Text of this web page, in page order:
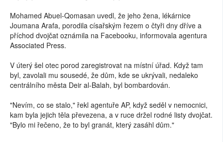
Mohamed Abuel-Qomasan uvedl, že jeho žena, lékárnice
Joumana Arafa, porodila císařským řezem o čtyři dny dříve a
příchod dvojčat oznámila na Facebooku, informovala agentura
Associated Press.
V úterý šel otec porod zaregistrovat na místní úřad. Když tam
byl, zavolali mu sousedé, že dům, kde se ukrývali, nedaleko
centrálního města Deir al-Balah, byl bombardován.
"Nevím, co se stalo," řekl agentuře AP, když seděl v nemocnici,
kam byla jejich těla převezena, a v ruce držel rodné listy dvojčat.
"Bylo mi řečeno, že to byl granát, který zasáhl dům."